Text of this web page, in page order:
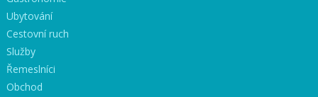
Ubytování
Cestovní ruch
Služby
Řemeslníci
Obchod